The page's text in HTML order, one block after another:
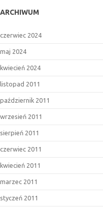
ARCHIWUM
czerwiec 2024
maj 2024
kwiecień 2024
listopad 2011
październik 2011
wrzesień 2011
sierpień 2011
czerwiec 2011
kwiecień 2011
marzec 2011
styczeń 2011